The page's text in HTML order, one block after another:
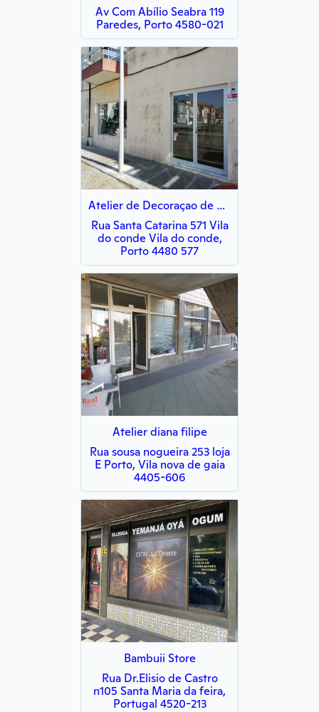
Av Com Abílio Seabra 119
Paredes, Porto 4580-021
Atelier de Decoraçao de bolos
Rua Santa Catarina 571 Vila
do conde Vila do conde,
Porto 4480 577
Atelier diana filipe
Rua sousa nogueira 253 loja
E Porto, Vila nova de gaia
4405-606
Bambuii Store
Rua Dr.Elisio de Castro
n105 Santa Maria da feira,
Portugal 4520-213